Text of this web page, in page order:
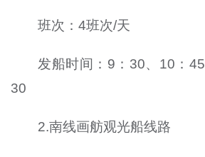
班次：4班次/天
发船时间：9：30、10：
30
2.南线画舫观光船线路